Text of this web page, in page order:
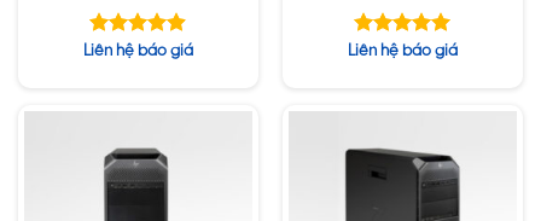
Xeon W-2223 / 64GB
2TB SSD / Nvidia
Được xếp
Liên hệ báo giá
10700 / 32GB / 256GB
Nvidia T1000 4GB
Được xếp
Liên hệ báo giá